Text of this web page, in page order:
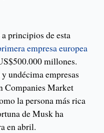
principios de esta
empresa europea
millones.
undécima empresas
Companies Market
la persona más rica
de Musk ha
en abril.